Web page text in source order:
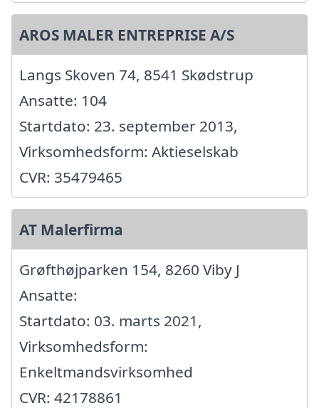
AROS MALER ENTREPRISE A/S
Langs Skoven 74, 8541 Skødstrup
Ansatte: 104
Startdato: 23. september 2013,
Virksomhedsform: Aktieselskab
CVR: 35479465
AT Malerfirma
Grøfthøjparken 154, 8260 Viby J
Ansatte:
Startdato: 03. marts 2021,
Virksomhedsform:
Enkeltmandsvirksomhed
CVR: 42178861